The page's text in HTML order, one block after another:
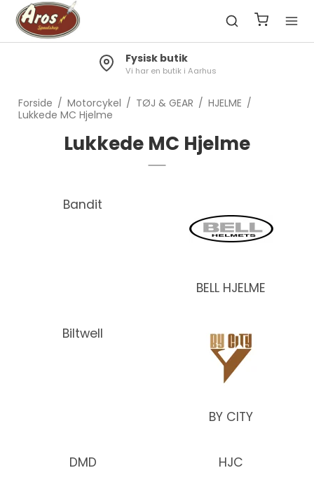
Fysisk butik
Vi har en butik i Aarhus
Forside / Motorcykel / TØJ & GEAR / HJELME /
Lukkede MC Hjelme
Lukkede MC Hjelme
Bandit
BELL HJELME
Biltwell
BY CITY
DMD HJC